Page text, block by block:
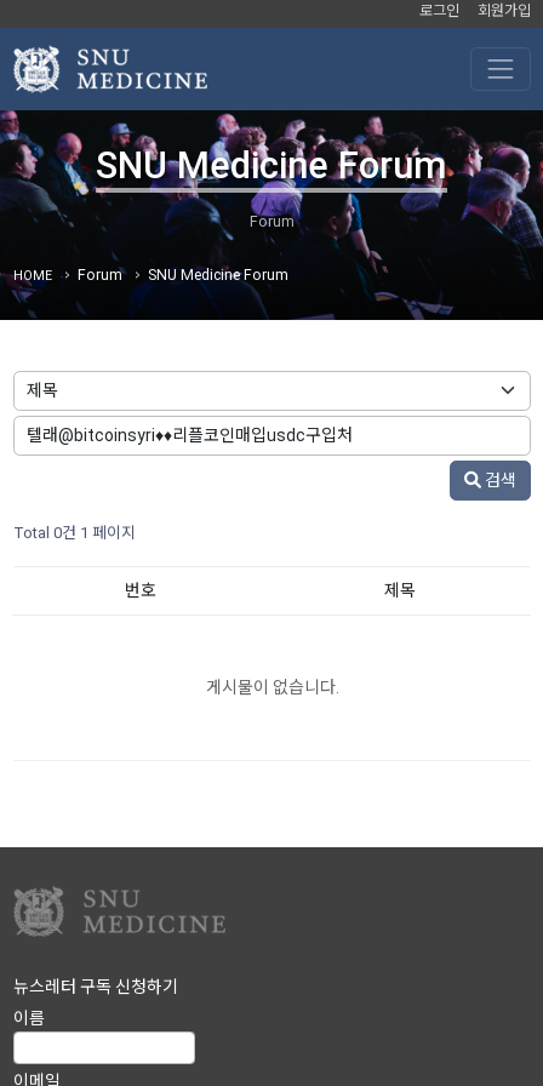
로그인 회원가입
SNU Medicine Forum
HOME Forum SNU Medicine Forum
검색
Total 0건 1 페이지
번호 제목
게시물이 없습니다.
뉴스레터 구독 신청하기
이름
이메일